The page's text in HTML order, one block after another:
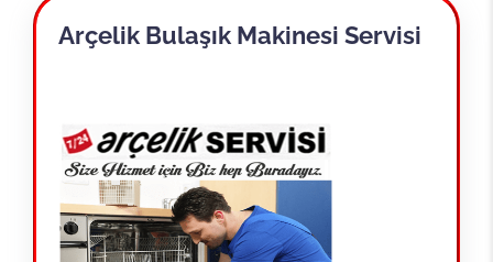
Arçelik Bulaşık Makinesi Servisi